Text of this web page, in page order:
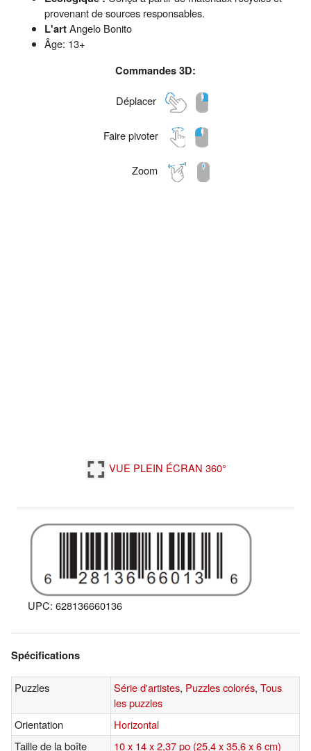
provenant de sources responsables.
L'artAngelo Bonito
Âge: 13+
Commandes 3D:
Déplacer
Faire pivoter
Zoom
VUE PLEIN ÉCRAN 360°
UPC: 628136660136
Spécifications
Puzzles Série d'artistes, Puzzles colorés, Tous
les puzzles
Orientation
Horizontal
Taille de la boîte
10 x 14 x 2,37 po (25,4 x 35,6 x 6 cm)